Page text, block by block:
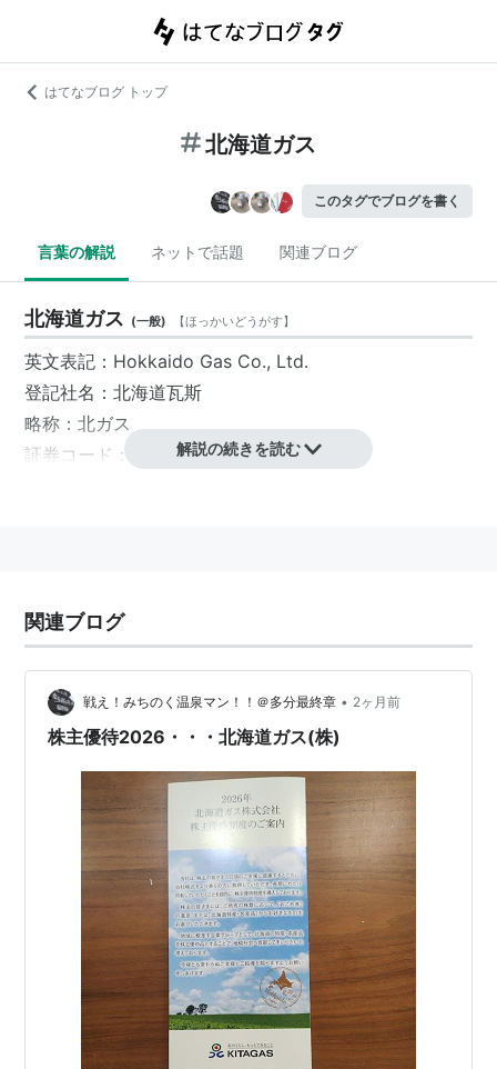
はてなブログ トップ
北海道ガス
このタグでブログを書く
言葉の解説 ネットで話題 関連ブログ
北海道ガス (一般) 【ほっかいどうがす】
英文表記：Hokkaido Gas Co., Ltd.
登記社名：北海道瓦斯
略称：北ガス
証券コード：9534
解説の続きを読む
関連ブログ
戦え！みちのく温泉マン！！＠多分最終章 • 2ヶ月前
株主優待2026・・・北海道ガス(株)